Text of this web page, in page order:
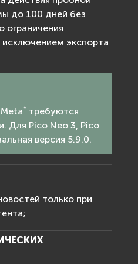
до 100 дней без
ограничения
экспорта
* требуются
Для Pico Neo 3, Pico
версия 5.9.0.
только при